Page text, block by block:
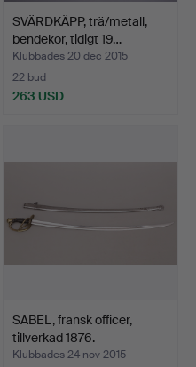
SVÄRDKÄPP, trä/metall,
bendekor, tidigt 19…
Klubbades 20 dec 2015
22 bud
263 USD
SABEL, fransk officer,
tillverkad 1876.
Klubbades 24 nov 2015